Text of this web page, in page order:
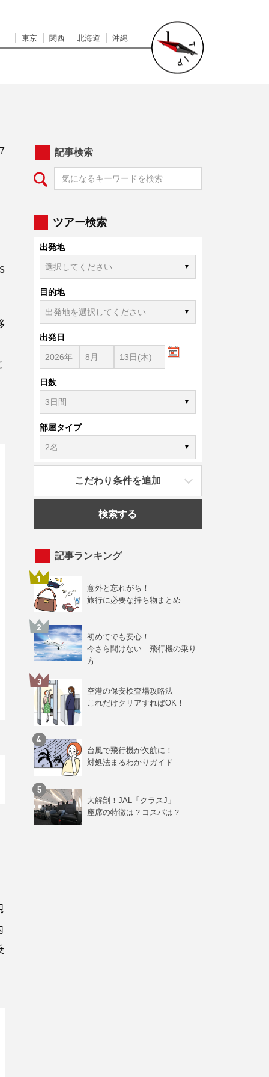
東京 関西 北海道 沖縄
記事検索
ツアー検索
出発地
目的地
出発日
日数
部屋タイプ
こだわり条件を追加
検索する
記事ランキング
意外と忘れがち！
旅行に必要な持ち物まとめ
初めてでも安心！
今さら聞けない…飛行機の乗り
方
空港の保安検査場攻略法
これだけクリアすればOK！
台風で飛行機が欠航に！
対処法まるわかりガイド
大解剖！JAL「クラスJ」
座席の特徴は？コスパは？